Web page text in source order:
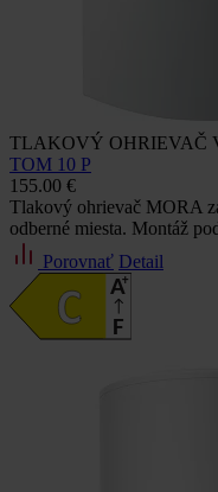
TLAKOVÝ OHRIEVAČ
TOM 10 P
155.00 €
Tlakový ohrievač MORA
odberné miesta. Montáž
Porovnať Detail